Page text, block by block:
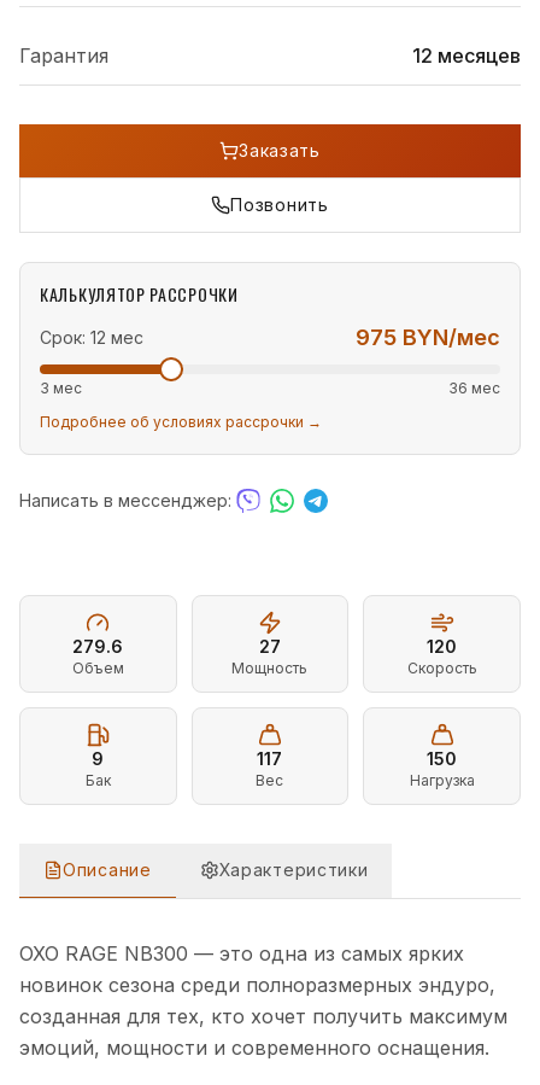
Гарантия 12 месяцев
Заказать
Позвонить
КАЛЬКУЛЯТОР РАССРОЧКИ
Срок: 12 мес 975 BYN/мес
3 мес
36 мес
Подробнее об условиях рассрочки →
Написать в мессенджер:
279.6
Объем
27
Мощность
120
Скорость
9
Бак
117
Вес
150
Нагрузка
Описание Характеристики
ОПИСАНИЕМОТОЦИКЛ OXO RAGE NB300
OXO RAGE NB300 — это одна из самых ярких
новинок сезона среди полноразмерных эндуро,
созданная для тех, кто хочет получить максимум
эмоций, мощности и современного оснащения.